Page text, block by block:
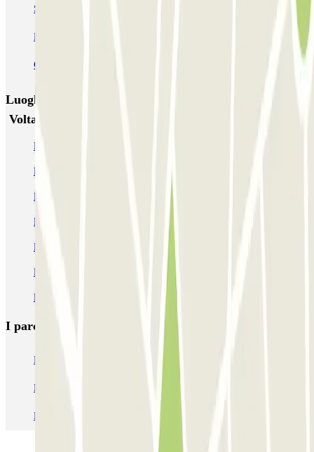
SAEMES Goutte d'Or - Gare du Nord
Bercy - Arena - Gare de Lyon
Garage d'Abbeville - Gare du Nord
Luoghi ed eventi che potrebbero interessarti vicino a
Voltaire - Bastille Zenpark
Parcheggio vicino all'Opera Bastille
Parcheggi nel quartiere Le Marais
Parcheggio vicino al Pont Marie
Parcheggio vicino all'isola di St-Louis
Parcheggi alla Gare de Lyon
Parcheggi vicino al Centro Pompidou
Parcheggio vicino a La Gaîté Lyrique!
I parcheggi
Parcheggio Venezia Parcheggio Piazzale Roma Venezia
Parcheggio Roma Parcheggio Milano
Parcheggio Malpensa Terminal 1 Parcheggio Malpensa